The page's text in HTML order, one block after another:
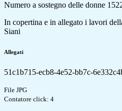
Numero a sostegno delle donne
In copertina e in allegato i lavori
Siani
Allegati
51c1b715-ecb8-4e52-bb7c-
File JPG
Contatore click: 4